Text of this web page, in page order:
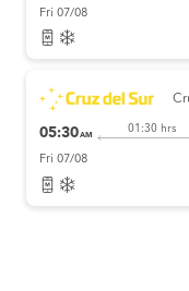
Fri 07/08
05:30AM
01:30 hrs
Fri 07/08